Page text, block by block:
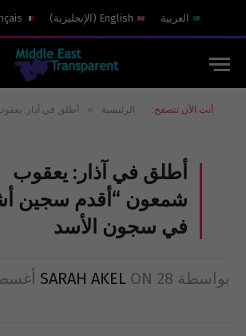
العربية English
( الإنجليزية)
أنت الآن تتصفح: الرئيسية » أطلق في آذار: يعقوب شمعون
أطلق في آذار: يعقوب
شمعون “أقدم سجين
في سجون الأسد
بواسطة SARAH AKEL ON 28 أغسطس 2012